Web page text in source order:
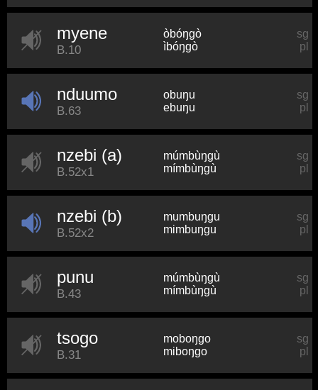
myene
B.10
òbóŋɡò
sg
ìbóŋɡò
pl
nduumo
B.63
obuŋu
sg
ebuŋu
pl
nzebi (a)
B.52x1
múmbùŋɡù
sg
mímbùŋɡù
pl
nzebi (b)
B.52x2
mumbuŋɡu
sg
mimbuŋɡu
pl
punu
B.43
múmbùŋɡù
sg
mímbùŋɡù
pl
tsogo
B.31
moboŋɡo
sg
miboŋɡo
pl